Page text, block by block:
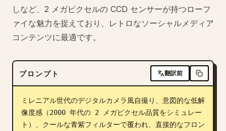
料金
ブログ
更新情報
しなど、2 メガピクセルの CCD センサーが持つローフ
ァイな魅力を捉えており、レトロなソーシャルメディア
コンテンツに最適です。
プロンプト 翻訳前
ミレニアル世代のデジタルカメラ風自撮り、意図的な低解
像度感（2000 年代の 2 メガピクセル品質をシミュレー
ト）、クールな青紫フィルターで覆われ、直接的なフロン